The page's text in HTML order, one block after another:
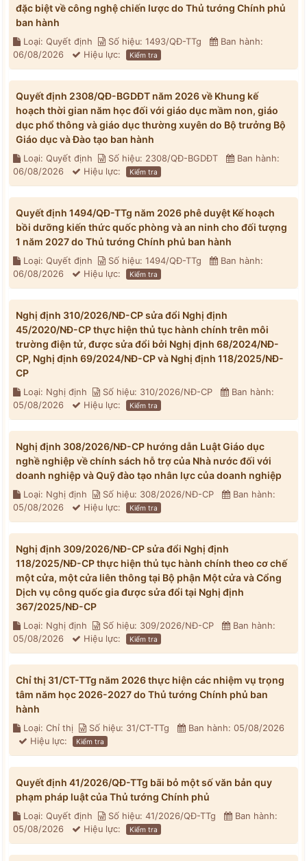
đặc biệt về công nghệ chiến lược do Thủ tướng Chính phủ
ban hành
Loại: Quyết định Số hiệu: 1493/QĐ-TTg
Ban hành:
06/08/2026
Hiệu lực: Kiểm tra
Quyết định 2308/QĐ-BGDĐT năm 2026 về Khung kế
hoạch thời gian năm học đối với giáo dục mầm non, giáo
dục phổ thông và giáo dục thường xuyên do Bộ trưởng Bộ
Giáo dục và Đào tạo ban hành
Loại: Quyết định Số hiệu: 2308/QĐ-BGDĐT
Ban hành:
06/08/2026
Hiệu lực: Kiểm tra
Quyết định 1494/QĐ-TTg năm 2026 phê duyệt Kế hoạch
bồi dưỡng kiến thức quốc phòng và an ninh cho đối tượng
1 năm 2027 do Thủ tướng Chính phủ ban hành
Loại: Quyết định Số hiệu: 1494/QĐ-TTg
Ban hành:
06/08/2026
Hiệu lực: Kiểm tra
Nghị định 310/2026/NĐ-CP sửa đổi Nghị định
45/2020/NĐ-CP thực hiện thủ tục hành chính trên môi
trường điện tử, được sửa đổi bởi Nghị định 68/2024/NĐ-
CP, Nghị định 69/2024/NĐ-CP và Nghị định 118/2025/NĐ-
CP
Loại: Nghị định Số hiệu: 310/2026/NĐ-CP
Ban hành:
05/08/2026
Hiệu lực: Kiểm tra
Nghị định 308/2026/NĐ-CP hướng dẫn Luật Giáo dục
nghề nghiệp về chính sách hỗ trợ của Nhà nước đối với
doanh nghiệp và Quỹ đào tạo nhân lực của doanh nghiệp
Loại: Nghị định Số hiệu: 308/2026/NĐ-CP
Ban hành:
05/08/2026
Hiệu lực: Kiểm tra
Nghị định 309/2026/NĐ-CP sửa đổi Nghị định
118/2025/NĐ-CP thực hiện thủ tục hành chính theo cơ chế
một cửa, một cửa liên thông tại Bộ phận Một cửa và Cổng
Dịch vụ công quốc gia được sửa đổi tại Nghị định
367/2025/NĐ-CP
Loại: Nghị định Số hiệu: 309/2026/NĐ-CP
Ban hành:
05/08/2026
Hiệu lực: Kiểm tra
Chỉ thị 31/CT-TTg năm 2026 thực hiện các nhiệm vụ trọng
tâm năm học 2026-2027 do Thủ tướng Chính phủ ban
hành
Loại: Chỉ thị Số hiệu: 31/CT-TTg
Ban hành: 05/08/2026
Hiệu lực:
Kiểm tra
Quyết định 41/2026/QĐ-TTg bãi bỏ một số văn bản quy
phạm pháp luật của Thủ tướng Chính phủ
Loại: Quyết định Số hiệu: 41/2026/QĐ-TTg
Ban hành:
05/08/2026
Hiệu lực: Kiểm tra